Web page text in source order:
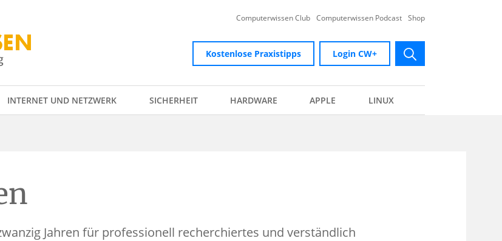
Computerwissen Club Computerwissen Podcast Shop
Kostenlose Praxistipps
Login CW+
submit
INTERNET UND NETZWERK SICHERHEIT HARDWARE APPLE LINUX
Jahren für professionell recherchiertes und verständlich